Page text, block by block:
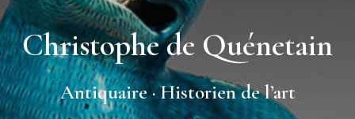
Christophe de Quénetain
Antiquaire · Historien de l’art